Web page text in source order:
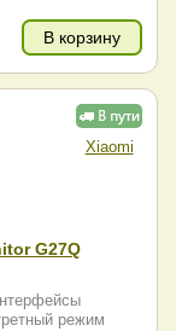
В корзину
Xiaomi
G27Q
режим